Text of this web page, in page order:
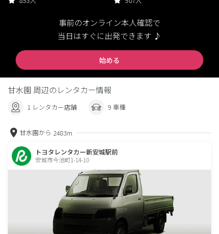
事前のオンライン本人確認で
当日はすぐに出発できます ♪
始める
甘水園 周辺のレンタカー情報
1 レンタカー店舗 9 車種
甘水園から 2483m
トヨタレンタカー新安城駅前
安城市今池町1-14-10